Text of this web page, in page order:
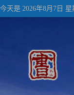
今天是 2026年8月7日 星